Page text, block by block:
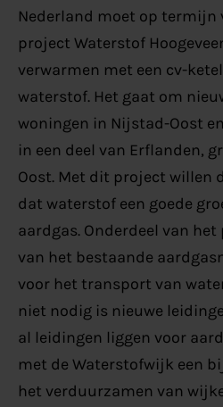
Nederland moet op termijn
project Waterstof
verwarmen met een cv-
waterstof. Het gaat om
woningen in Nijstad-Oost
in een deel van Erflanden,
Oost. Met dit project willen
dat waterstof een goede
aardgas. Onderdeel van
van het bestaande
voor het transport van
niet nodig is nieuwe
al leidingen liggen voor
met de Waterstofwijk een
het verduurzamen van